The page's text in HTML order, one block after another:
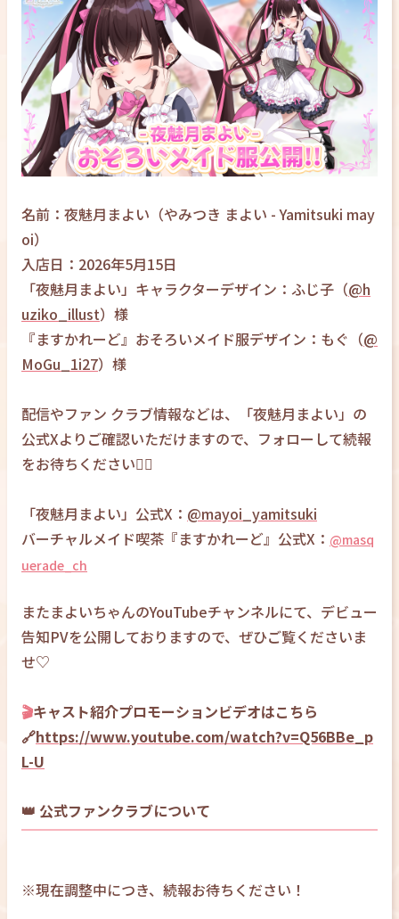
名前：夜魅月まよい（やみつき まよい - Yamitsuki may
oi）
入店日：2026年5月15日
「夜魅月まよい」キャラクターデザイン：ふじ子（@h
uziko_illust）様
『ますかれーど』おそろいメイド服デザイン：もぐ（@
MoGu_1i27）様
配信やファン クラブ情報などは、「夜魅月まよい」の
公式Xよりご確認いただけますので、フォローして続報
をお待ちください🙇‍♀️
「夜魅月まよい」公式X： @mayoi_yamitsuki
バーチャルメイド喫茶『ますかれーど』公式X： @masq
uerade_ch
またまよいちゃんのYouTubeチャンネルにて、デビュー
告知PVを公開しておりますので、ぜひご覧くださいま
せ♡
🎬キャスト紹介プロモーションビデオはこちら
🔗https://www.youtube.com/watch?v=Q56BBe_p
L-U
👑 公式ファンクラブについて
※現在調整中につき、続報お待ちください！